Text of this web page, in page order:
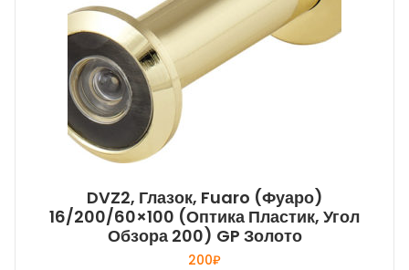
DVZ2, Глазок, Fuaro (Фуаро)
16/200/60×100 (оптика Пластик, Угол
Обзора 200) GP Золото
200₽